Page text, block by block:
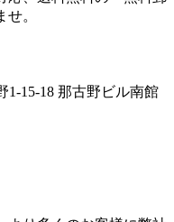
。
1-15-18 那古野ビル南館